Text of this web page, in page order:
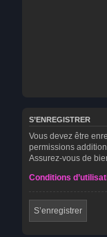
S’ENREGISTRER
Vous devez être
permissions
Assurez-vous de
Conditions
S’enregistrer